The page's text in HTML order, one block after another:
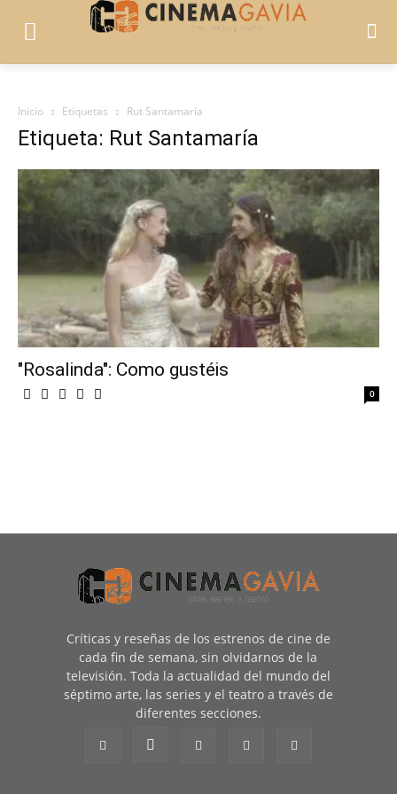
Inicio Etiquetas Rut Santamaría
Etiqueta: Rut Santamaría
"Rosalinda": Como gustéis
0
Críticas y reseñas de los estrenos de cine de
cada fin de semana, sin olvidarnos de la
televisión. Toda la actualidad del mundo del
séptimo arte, las series y el teatro a través de
diferentes secciones.